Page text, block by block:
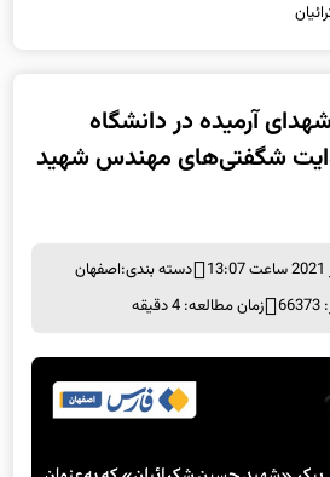
آرمیده در دانشگاه
شگفتی‌های مهندس شهید
دسته بندی:اصفهان
زمان مطالعه: 4 دقیقه